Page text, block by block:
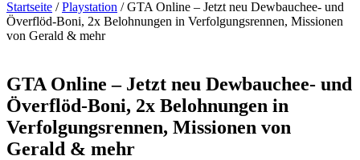
Startseite / Playstation / GTA Online – Jetzt neu Dewbauchee- und
Överflöd-Boni, 2x Belohnungen in Verfolgungsrennen, Missionen
von Gerald & mehr
GTA Online – Jetzt neu Dewbauchee- und
Överflöd-Boni, 2x Belohnungen in
Verfolgungsrennen, Missionen von
Gerald & mehr